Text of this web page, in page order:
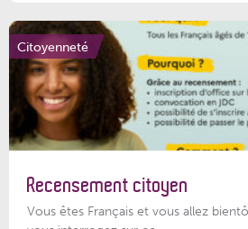
Citoyenneté
Recensement citoyen
Vous êtes Français et vous allez